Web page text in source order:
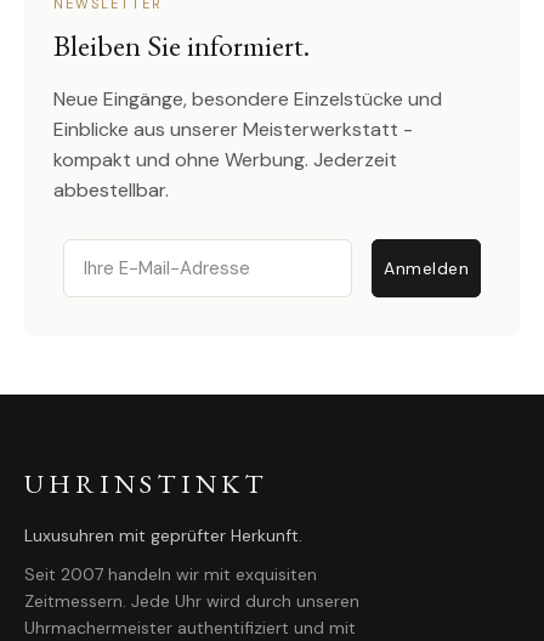
NEWSLETTER
Bleiben Sie informiert.
Neue Eingänge, besondere Einzelstücke und
Einblicke aus unserer Meisterwerkstatt -
kompakt und ohne Werbung. Jederzeit
abbestellbar.
Email
Anmelden
UHRINSTINKT
Luxusuhren mit geprüfter Herkunft.
Seit 2007 handeln wir mit exquisiten
Zeitmessern. Jede Uhr wird durch unseren
Uhrmachermeister authentifiziert und mit